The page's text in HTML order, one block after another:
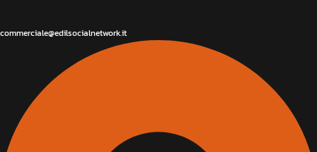
commerciale@edilsocialnetwork.it